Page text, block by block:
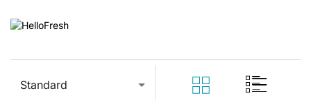
Standard